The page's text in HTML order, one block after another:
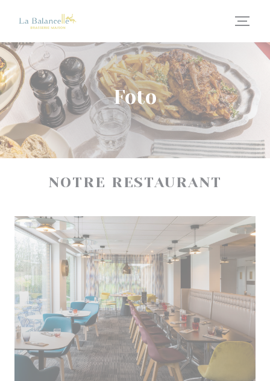
Foto
NOTRE RESTAURANT